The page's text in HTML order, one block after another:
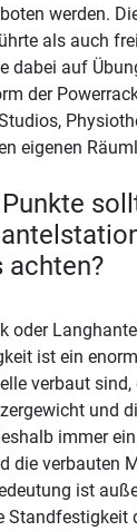
werden.
als auch
dabei auf
der
eigenen
achten?
oder
ist ein
verbaut
und
immer
die verbauten
ist
Standfestigkeit